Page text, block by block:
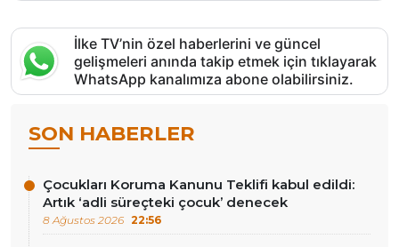
İlke TV’nin özel haberlerini ve güncel
gelişmeleri anında takip etmek için tıklayarak
WhatsApp kanalımıza abone olabilirsiniz.
SON HABERLER
Çocukları Koruma Kanunu Teklifi kabul edildi:
Artık ‘adli süreçteki çocuk’ denecek
8 Ağustos 2026 22:56